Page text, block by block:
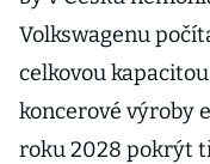
Volkswagenu
celkovou
koncerové výroby
roku 2028 pokrýt